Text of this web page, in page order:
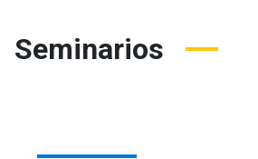
Seminarios